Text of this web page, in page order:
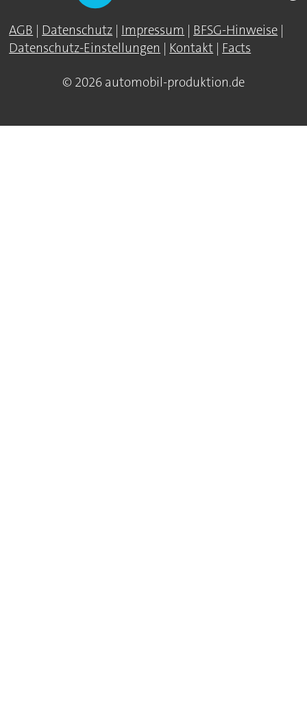
AGB | Datenschutz | Impressum | BFSG-Hinweise |
Datenschutz-Einstellungen | Kontakt | Facts
© 2026 automobil-produktion.de